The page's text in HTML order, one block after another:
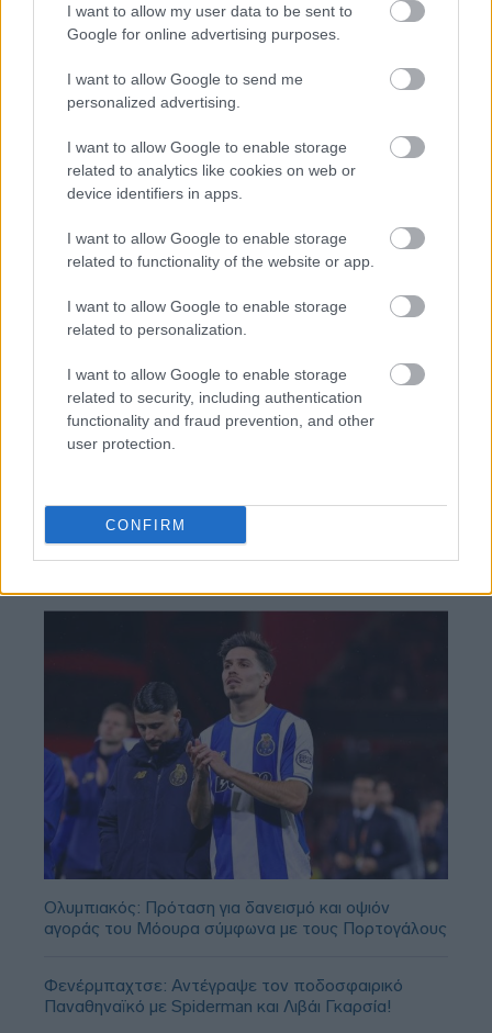
I want to allow my user data to be sent to
Google for online advertising purposes.
I want to allow Google to send me
personalized advertising.
I want to allow Google to enable storage
related to analytics like cookies on web or
device identifiers in apps.
I want to allow Google to enable storage
related to functionality of the website or app.
I want to allow Google to enable storage
related to personalization.
I want to allow Google to enable storage
related to security, including authentication
functionality and fraud prevention, and other
user protection.
CONFIRM
Διαβάζονται αυτή τη στιγμή
Μεταβιβάσεις ακινήτων: Στο σκάνερ χιλιάδες
συμβόλαια του 2025 για το πιστοποιητικό
ΕΝΦΙΑ
Μαξίμου για τη βιομηχανία
Πώς μπορείτε να βγείτε νωρίτερα στη σύνταξη
Ολυμπιακός: Πρόταση για δανεισμό και οψιόν
αγοράς του Μόουρα σύμφωνα με τους Πορτογάλους
Φενέρμπαχτσε: Αντέγραψε τον ποδοσφαιρικό
Παναθηναϊκό με Spiderman και Λιβάι Γκαρσία!